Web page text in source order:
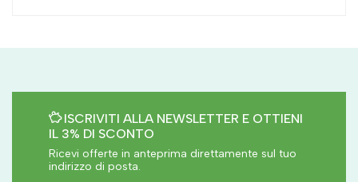
ISCRIVITI ALLA NEWSLETTER E OTTIENI
IL 3% DI SCONTO
Ricevi offerte in anteprima direttamente sul tuo
indirizzo di posta.